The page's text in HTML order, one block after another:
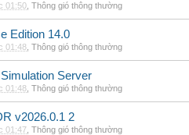
01:50 Thông gió thông thường
Edition 14.0
01:48 Thông gió thông thường
Server
01:48 Thông gió thông thường
v2026.0.1 2
01:47 Thông gió thông thường